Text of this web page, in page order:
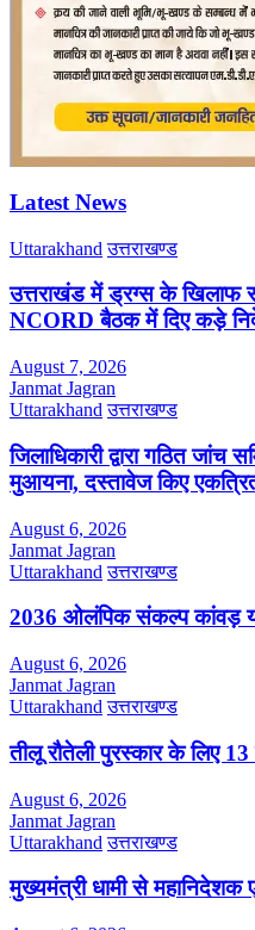
Latest News
Uttarakhand उत्तराखण्ड
उत्तराखंड में ड्रग्स के खिलाफ
NCORD बैठक में दिए कड़े
August 7, 2026
Janmat Jagran
Uttarakhand उत्तराखण्ड
जिलाधिकारी द्वारा गठित जांच
मुआयना, दस्तावेज किए
August 6, 2026
Janmat Jagran
Uttarakhand उत्तराखण्ड
2036 ओलंपिक संकल्प कांवड़
August 6, 2026
Janmat Jagran
Uttarakhand उत्तराखण्ड
तीलू रौतेली पुरस्कार के लिए
August 6, 2026
Janmat Jagran
Uttarakhand उत्तराखण्ड
मुख्यमंत्री धामी से महानिदेशक